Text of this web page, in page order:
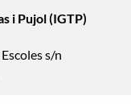
i Pujol (IGTP)
s/n